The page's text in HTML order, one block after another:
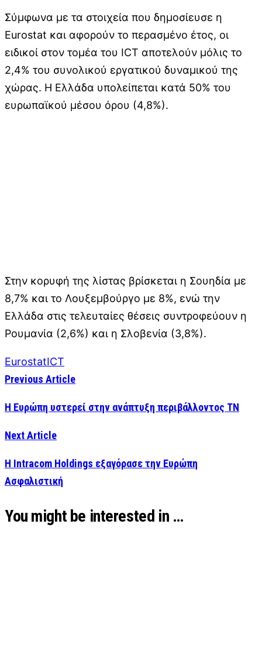
Σύμφωνα με τα στοιχεία που δημοσίευσε η
Eurostat και αφορούν το περασμένο έτος, οι
ειδικοί στον τομέα του ICT αποτελούν μόλις το
2,4% του συνολικού εργατικού δυναμικού της
χώρας. Η Ελλάδα υπολείπεται κατά 50% του
ευρωπαϊκού μέσου όρου (4,8%).
Στην κορυφή της λίστας βρίσκεται η Σουηδία με
8,7% και το Λουξεμβούργο με 8%, ενώ την
Ελλάδα στις τελευταίες θέσεις συντροφεύουν η
Ρουμανία (2,6%) και η Σλοβενία (3,8%).
EurostatICT
Previous Article
Η Ευρώπη υστερεί στην ανάπτυξη περιβάλλοντος ΤΝ
Next Article
Η Intracom Holdings εξαγόρασε την Ευρώπη
Ασφαλιστική
You might be interested in …